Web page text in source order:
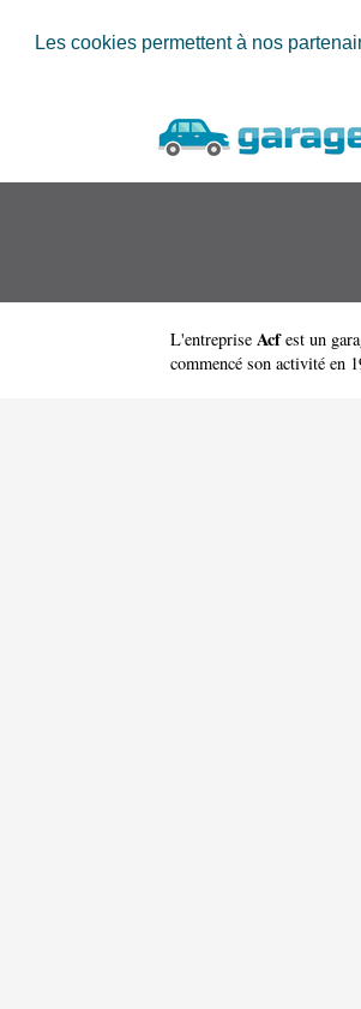
Les cookies permettent à nos
L'entreprise Acfest un
commencé son activité en